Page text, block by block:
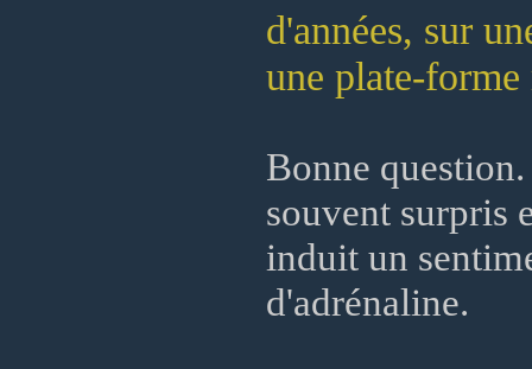
d'années, sur
une plate-forme
Bonne
souvent surpris
induit un
d'adrénaline.